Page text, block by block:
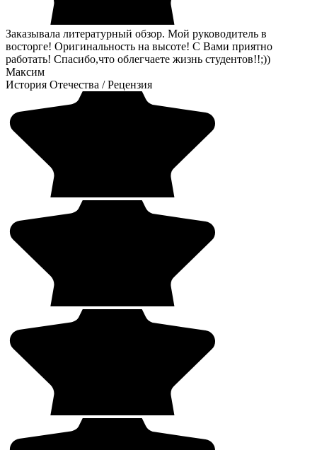
Заказывала литературный обзор. Мой руководитель в
восторге! Оригинальность на высоте! С Вами приятно
работать! Спасибо,что облегчаете жизнь студентов!!;))
Максим
История Отечества /Рецензия